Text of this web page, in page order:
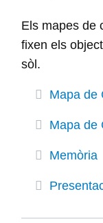
Els mapes de
fixen els
sòl.
Mapa de
Mapa de
Memòria